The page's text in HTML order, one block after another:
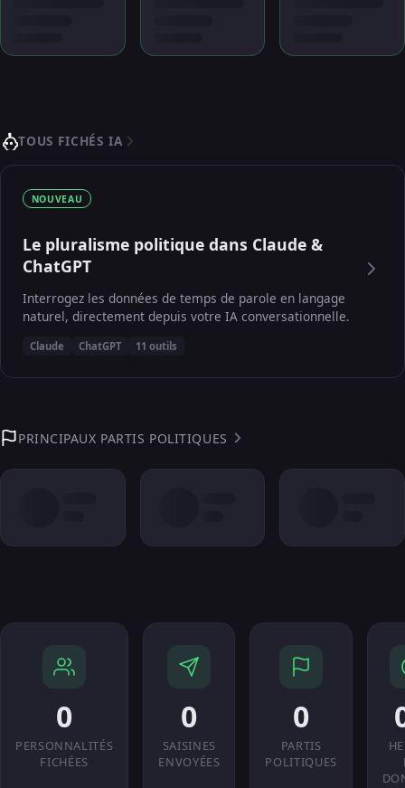
TOUS FICHÉS IA
NOUVEAU
Le pluralisme politique dans Claude &
ChatGPT
Interrogez les données de temps de parole en langage
naturel, directement depuis votre IA conversationnelle.
Claude ChatGPT 11 outils
PRINCIPAUX PARTIS POLITIQUES
0
PERSONNALITÉS
FICHÉES
0
SAISINES
ENVOYÉES
0
PARTIS
POLITIQUES